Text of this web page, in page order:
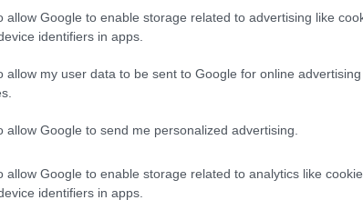
allow Google to enable storage related to advertising like
identifiers in apps.
allow my user data to be sent to Google for online advertising
allow Google to send me personalized advertising.
allow Google to enable storage related to analytics like
identifiers in apps.
beszakad
alatt